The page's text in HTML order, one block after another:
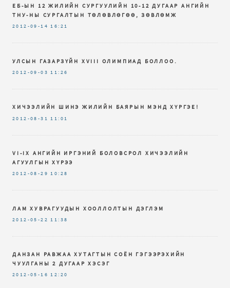
ЕБ-ЫН 12 ЖИЛИЙН СУРГУУЛИЙН 10-12 ДУГААР АНГИЙН
ТНУ-НЫ СУРГАЛТЫН ТӨЛӨВЛӨГӨӨ, ЗӨВЛӨМЖ
2012-09-14 16:21
УЛСЫН ГАЗАРЗҮЙН XVIII ОЛИМПИАД БОЛЛОО.
2012-09-03 11:26
ХИЧЭЭЛИЙН ШИНЭ ЖИЛИЙН БАЯРЫН МЭНД ХҮРГЭЕ!
2012-08-31 11:01
VI-IX AНГИЙН ИРГЭНИЙ БОЛОВСРОЛ ХИЧЭЭЛИЙН
АГУУЛГЫН ХҮРЭЭ
2012-08-29 10:28
ЛАМ ХУВРАГУУДЫН ХООЛЛОЛТЫН ДЭГЛЭМ
2012-05-22 11:38
ДАНЗАН РАВЖАА ХУТАГТЫН СОЁН ГЭГЭЭРЭХИЙН
ЧУУЛГАНЫ 2 ДУГААР ХЭСЭГ
2012-05-16 12:20